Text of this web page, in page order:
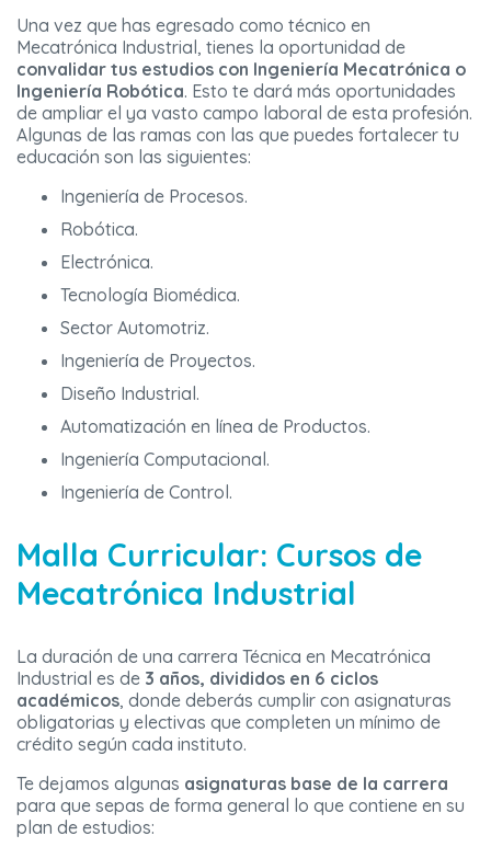
Una vez que has egresado como técnico en
Mecatrónica Industrial, tienes la oportunidad de
convalidar tus estudios con Ingeniería Mecatrónica o
Ingeniería Robótica. Esto te dará más oportunidades
de ampliar el ya vasto campo laboral de esta profesión.
Algunas de las ramas con las que puedes fortalecer tu
educación son las siguientes:
Ingeniería de Procesos.
Robótica.
Electrónica.
Tecnología Biomédica.
Sector Automotriz.
Ingeniería de Proyectos.
Diseño Industrial.
Automatización en línea de Productos.
Ingeniería Computacional.
Ingeniería de Control.
Malla Curricular: Cursos de
Mecatrónica Industrial
La duración de una carrera Técnica en Mecatrónica
Industrial es de 3 años, divididos en 6 ciclos
académicos, donde deberás cumplir con asignaturas
obligatorias y electivas que completen un mínimo de
crédito según cada instituto.
Te dejamos algunas asignaturas base de la carrera
para que sepas de forma general lo que contiene en su
plan de estudios: